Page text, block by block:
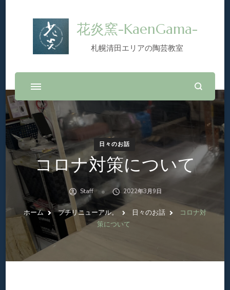
花炎窯-KaenGama-
札幌清田エリアの陶芸教室
日々のお話
コロナ対策について
Staff 2022年3月9日
ホーム プチリニューアル。 日々のお話
コロナ対
策について